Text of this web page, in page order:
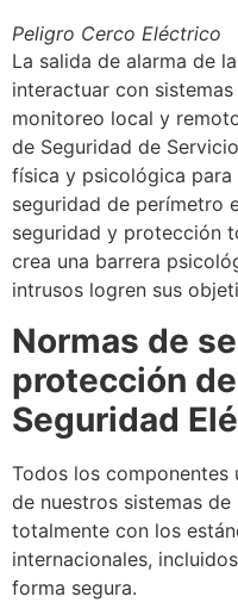
Peligro Cerco Eléctrico
La salida de alarma de
interactuar con
monitoreo local y
de Seguridad de
física y psicológica para
seguridad de perímetro
seguridad y protección
crea una barrera
intrusos logren sus
Normas de
protección
Seguridad
Todos los
de nuestros sistemas
totalmente con los
internacionales,
forma segura.